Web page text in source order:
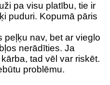
pa visu platību, tie ir
puduri. Kopumā pāris
peļķu nav, bet ar vieglo
nerādīties. Ja
tad vēl var riskēt.
problēmu.